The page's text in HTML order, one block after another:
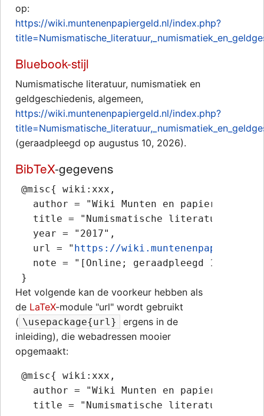
op:
https://wiki.muntenenpapiergeld.nl/index.php?
Bluebook-stijl
Numismatische literatuur, numismatiek en
geldgeschiedenis, algemeen,
https://wiki.muntenenpapiergeld.nl/index.php?
(geraadpleegd op augustus 10, 2026).
BibTeX-gegevens
@misc{ wiki:xxx,
   author = "Wiki Munten en papiergeld",
title = "Numismatische literatuur,
   year = "2017",
   url = "
https://
note = "[Online; geraadpleegd 10-
Het volgende kan de voorkeur hebben als
de LaTeX-module "url" wordt gebruikt
( \usepackage{url}
ergens in de
inleiding), die webadressen mooier
opgemaakt:
@misc{ wiki:xxx,
   author = "Wiki Munten en papiergeld",
title = "Numismatische literatuur,